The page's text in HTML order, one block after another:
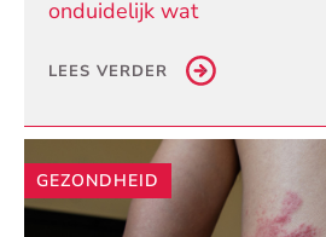
onduidelijk wat
LEES VERDER
GEZONDHEID